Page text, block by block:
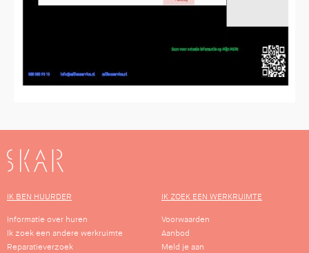
SKAR
IK BEN HUURDER
Informatie over huren
Ik zoek een andere werkruimte
Reparatieverzoek
IK ZOEK EEN WERKRUIMTE
Voorwaarden
Aanbod
Meld je aan